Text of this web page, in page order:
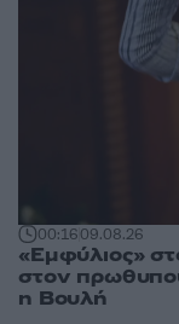
00:1609.08.26
«Εμφύλιος»
στον
η Βουλή